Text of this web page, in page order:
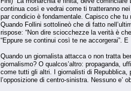
continua così e vedrai come ti tratteranno
par condicio è fondamentale. Capisco che
Quando Follini sottolineò che di fatto
rispose: “Non dire sciocchezze la verità è
“Eppure se continui così te ne accorgerai”.
Quando un giornalista attacca o non tratta
giornalismo? O qualcos’altro: propaganda,
come tutti gli altri. I giornalisti di Repubblica,
l’opposizione di centro-sinistra. Nessuno e’